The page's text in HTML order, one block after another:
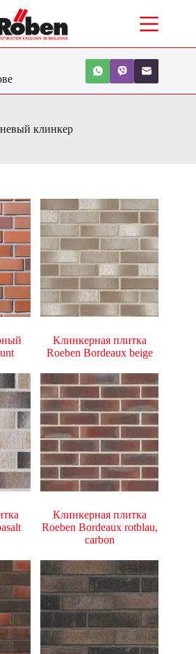
клинкер
Клинкерная плитка
Roeben Bordeaux beige
Клинкерная плитка
Roeben Bordeaux rotblau,
carbon